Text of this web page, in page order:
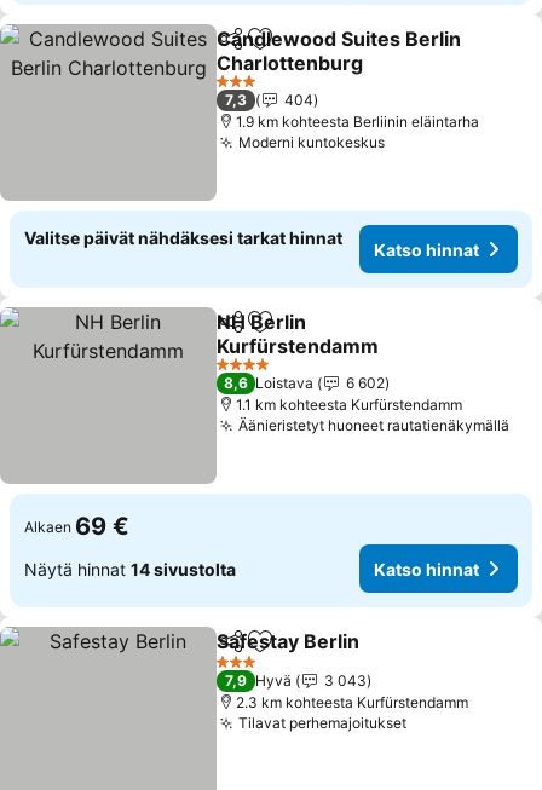
Jaa Lisää suosikkeihin
Candlewood Suites Berlin
Charlottenburg
Katso hinnat
3 Tähtiluokitus
7,3
404
1.9 km kohteesta Berliinin eläintarha
Moderni kuntokeskusKatso hinnat
Valitse päivät nähdäksesi tarkat hinnat
Katso hinnat
Jaa Lisää suosikkeihin
NH Berlin
Kurfürstendamm
Katso hinnat
4 Tähtiluokitus
8,6 Loistava
6 602
1.1 km kohteesta Kurfürstendamm
Äänieristetyt huoneet rautatienäkymällä
Alkaen 69 €
Näytä hinnat 14 sivustolta Katso hinnat
Jaa Lisää suosikkeihin
Safestay Berlin
3 Tähtiluokitus
7,9 Hyvä
3 043
2.3 km kohteesta Kurfürstendamm
Tilavat perhemajoituksetKatso hinnat